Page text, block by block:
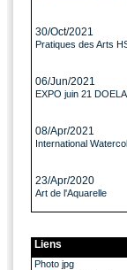
30/Oct/2021
Pratiques des Arts
06/Jun/2021
EXPO juin 21
08/Apr/2021
International
23/Apr/2020
Art de l'Aquarelle
Liens
Photo jpg